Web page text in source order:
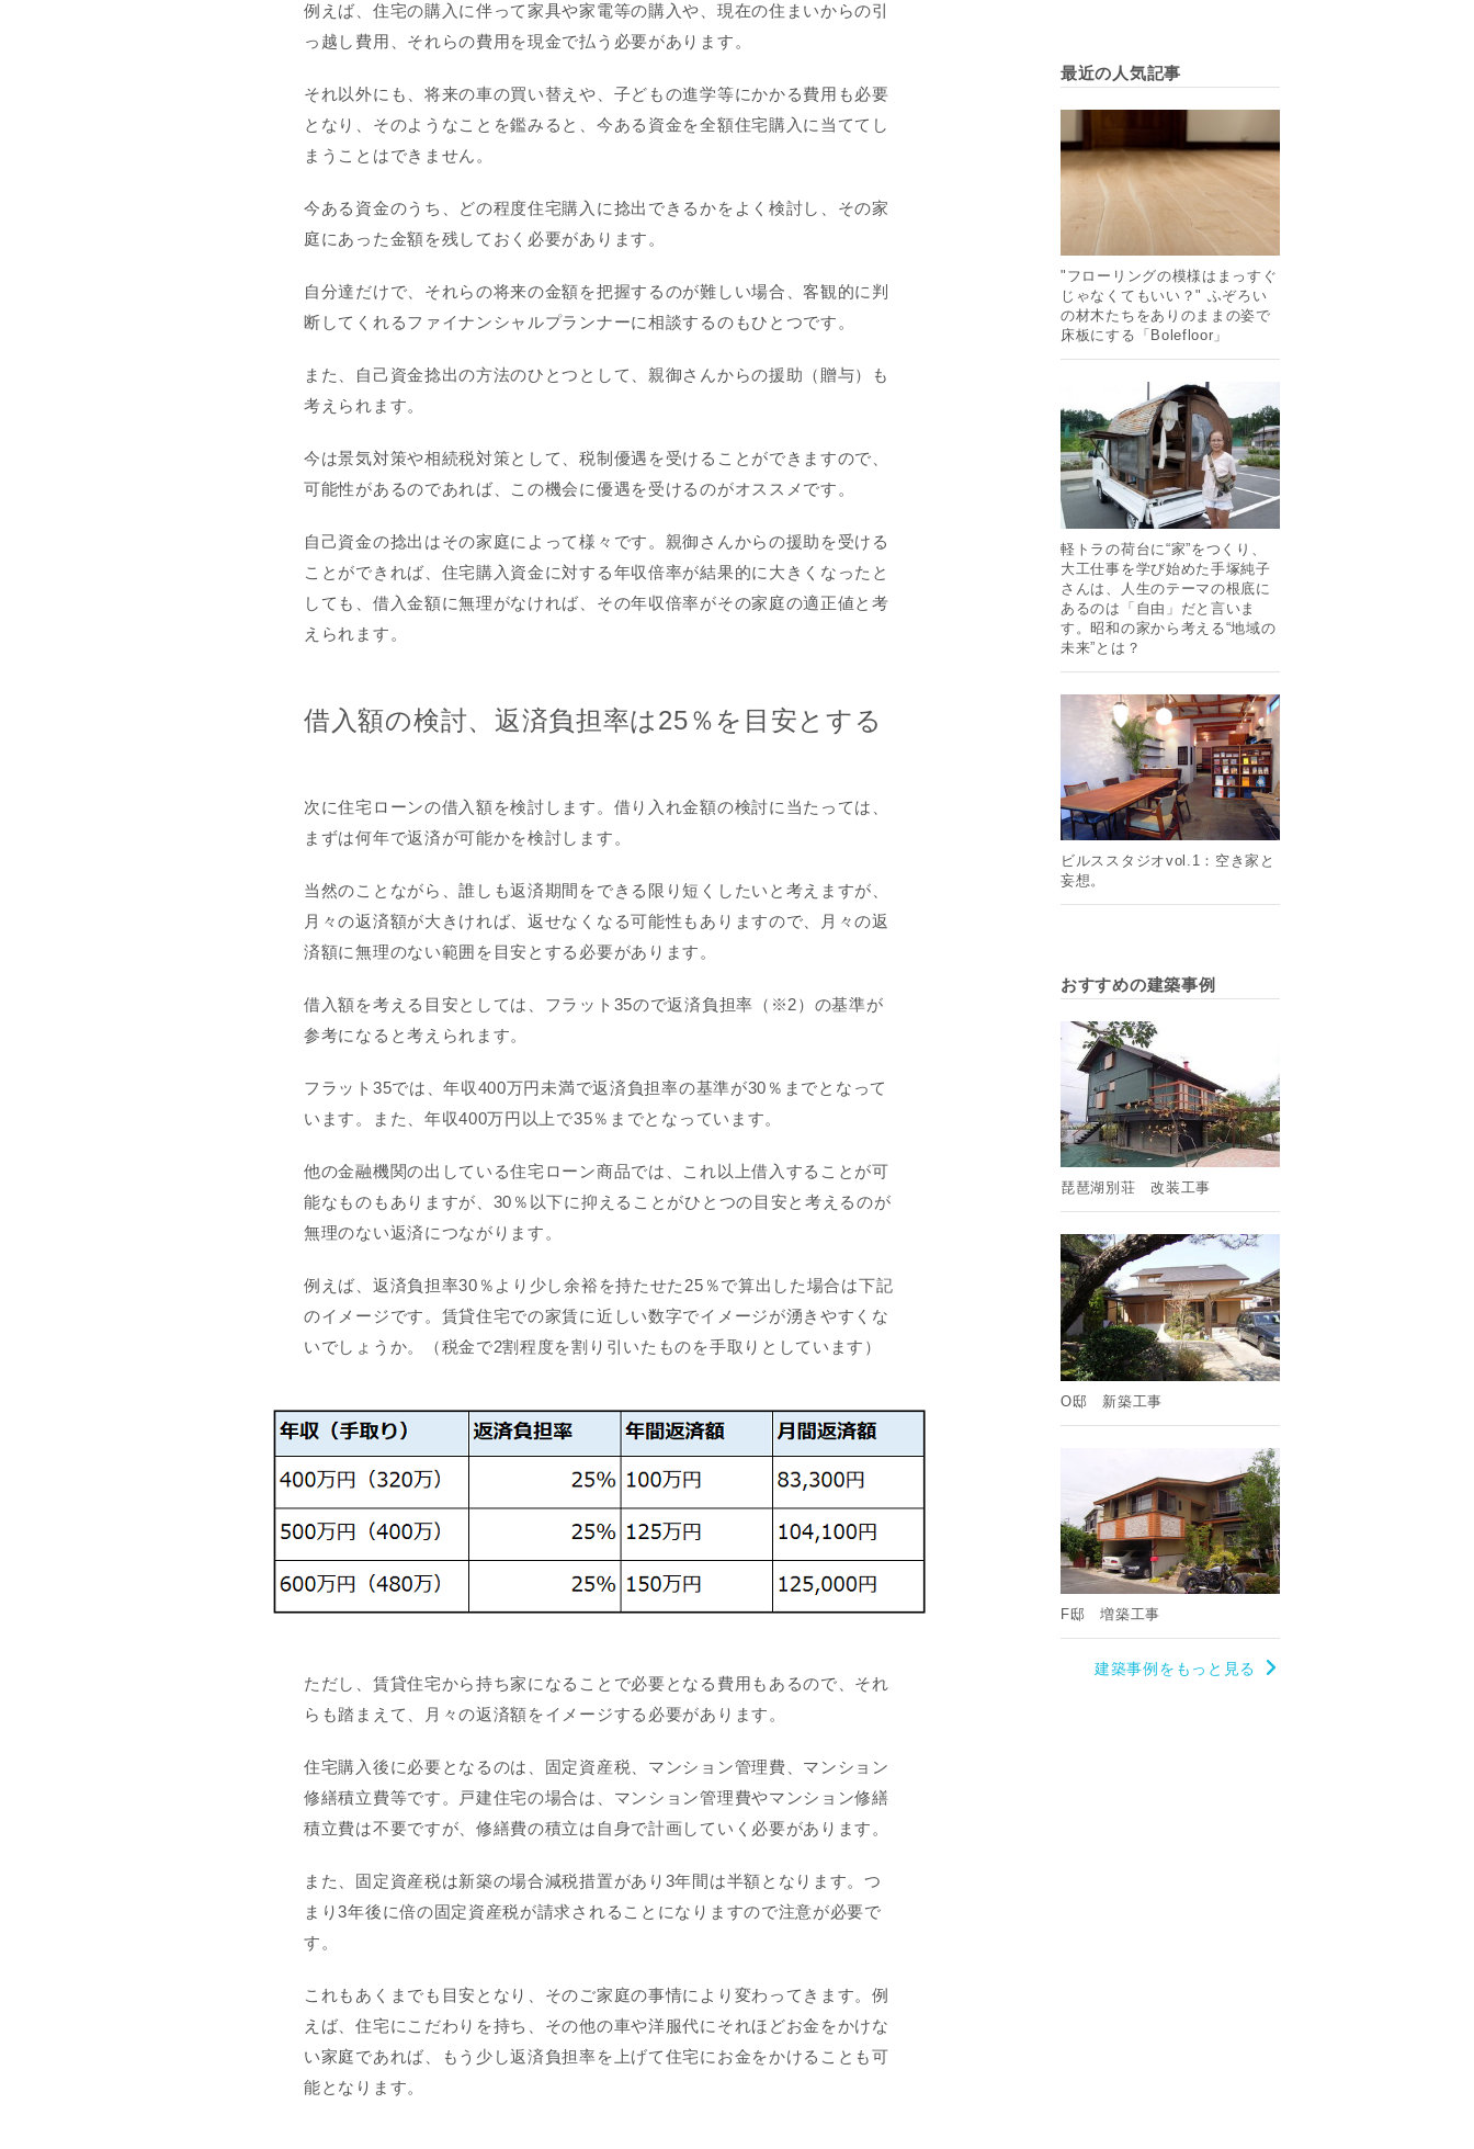
例えば、住宅の購入に伴って家具や家電等の購入や、現在の住まいからの引
っ越し費用、それらの費用を現金で払う必要があります。
それ以外にも、将来の車の買い替えや、子どもの進学等にかかる費用も必要
となり、そのようなことを鑑みると、今ある資金を全額住宅購入に当ててし
まうことはできません。
今ある資金のうち、どの程度住宅購入に捻出できるかをよく検討し、その家
庭にあった金額を残しておく必要があります。
自分達だけで、それらの将来の金額を把握するのが難しい場合、客観的に判
断してくれるファイナンシャルプランナーに相談するのもひとつです。
また、自己資金捻出の方法のひとつとして、親御さんからの援助（贈与）も
考えられます。
今は景気対策や相続税対策として、税制優遇を受けることができますので、
可能性があるのであれば、この機会に優遇を受けるのがオススメです。
自己資金の捻出はその家庭によって様々です。親御さんからの援助を受ける
ことができれば、住宅購入資金に対する年収倍率が結果的に大きくなったと
しても、借入金額に無理がなければ、その年収倍率がその家庭の適正値と考
えられます。
借入額の検討、返済負担率は25％を目安とする
次に住宅ローンの借入額を検討します。借り入れ金額の検討に当たっては、
まずは何年で返済が可能かを検討します。
当然のことながら、誰しも返済期間をできる限り短くしたいと考えますが、
月々の返済額が大きければ、返せなくなる可能性もありますので、月々の返
済額に無理のない範囲を目安とする必要があります。
借入額を考える目安としては、フラット35ので返済負担率（※2）の基準が
参考になると考えられます。
フラット35では、年収400万円未満で返済負担率の基準が30％までとなって
います。また、年収400万円以上で35％までとなっています。
他の金融機関の出している住宅ローン商品では、これ以上借入することが可
能なものもありますが、30％以下に抑えることがひとつの目安と考えるのが
無理のない返済につながります。
例えば、返済負担率30％より少し余裕を持たせた25％で算出した場合は下記
のイメージです。賃貸住宅での家賃に近しい数字でイメージが湧きやすくな
いでしょうか。（税金で2割程度を割り引いたものを手取りとしています）
ただし、賃貸住宅から持ち家になることで必要となる費用もあるので、それ
らも踏まえて、月々の返済額をイメージする必要があります。
住宅購入後に必要となるのは、固定資産税、マンション管理費、マンション
修繕積立費等です。戸建住宅の場合は、マンション管理費やマンション修繕
積立費は不要ですが、修繕費の積立は自身で計画していく必要があります。
また、固定資産税は新築の場合減税措置があり3年間は半額となります。つ
まり3年後に倍の固定資産税が請求されることになりますので注意が必要で
す。
これもあくまでも目安となり、そのご家庭の事情により変わってきます。例
えば、住宅にこだわりを持ち、その他の車や洋服代にそれほどお金をかけな
い家庭であれば、もう少し返済負担率を上げて住宅にお金をかけることも可
能となります。
最近の人気記事
"フローリングの模様はまっすぐ
じゃなくてもいい？" ふぞろい
の材木たちをありのままの姿で
床板にする「Bolefloor」
軽トラの荷台に“家”をつくり、
大工仕事を学び始めた手塚純子
さんは、人生のテーマの根底に
あるのは「自由」だと言いま
す。昭和の家から考える“地域の
未来”とは？
ビルススタジオvol.1：空き家と
妄想。
おすすめの建築事例
琵琶湖別荘 改装工事
O邸 新築工事
F邸 増築工事
建築事例をもっと見る